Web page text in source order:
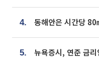
4.
5.